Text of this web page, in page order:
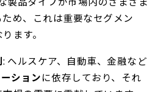
め、これは重要なセグメン
ます。
: ヘルスケア、自動車、金融など
ションに依存しており、それ